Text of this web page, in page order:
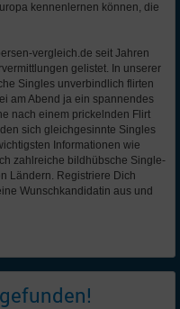
kennenlernen können, die
vergleich.de seit Jahren
gelistet. In unserer
Singles unverbindlich flirten
am Abend ja ein spannendes
nach einem prickelnden Flirt
sich gleichgesinnte Singles
Informationen wie
zahlreiche bildhübsche Single-
Ländern. Registriere Dich
Wunschkandidatin aus und